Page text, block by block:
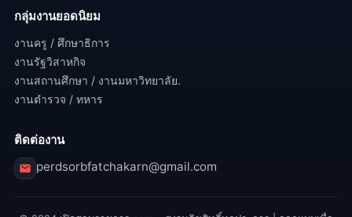
กลุ่มงานยอดนิยม
งานครู / ศึกษาธิการ
งานรัฐวิสาหกิจ
งานสถานศึกษา / งานมหาวิทยาลัย.
งานตำรวจ / ทหาร
ติดต่องาน
perdsorbfatchakarn@gmail.com